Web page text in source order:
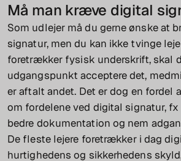
Må man kræve digital
Som udlejer må du gerne ønske at
signatur, men du kan ikke tvinge
foretrækker fysisk underskrift, skal
udgangspunkt acceptere det,
er aftalt andet. Det er dog en fordel
om fordelene ved digital signatur,
bedre dokumentation og nem
De fleste lejere foretrækker i dag
hurtighedens og sikkerhedens